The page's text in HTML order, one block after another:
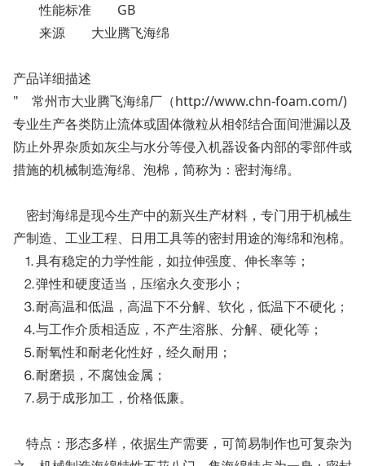
性能标准
GB
来源
大业腾飞海绵
产品详细描述
" 常州市大业腾飞海绵厂（http://www.chn-foam.com/)
专业生产各类防止流体或固体微粒从相邻结合面间泄漏以及
防止外界杂质如灰尘与水分等侵入机器设备内部的零部件或
措施的机械制造海绵、泡棉，简称为：密封海绵。
密封海绵是现今生产中的新兴生产材料，专门用于机械生
产制造、工业工程、日用工具等的密封用途的海绵和泡棉。
⒈具有稳定的力学性能，如拉伸强度、伸长率等；
⒉弹性和硬度适当，压缩永久变形小；
⒊耐高温和低温，高温下不分解、软化，低温下不硬化；
⒋与工作介质相适应，不产生溶胀、分解、硬化等；
⒌耐氧性和耐老化性好，经久耐用；
⒍耐磨损，不腐蚀金属；
⒎易于成形加工，价格低廉。
特点：形态多样，依据生产需要，可简易制作也可复杂为